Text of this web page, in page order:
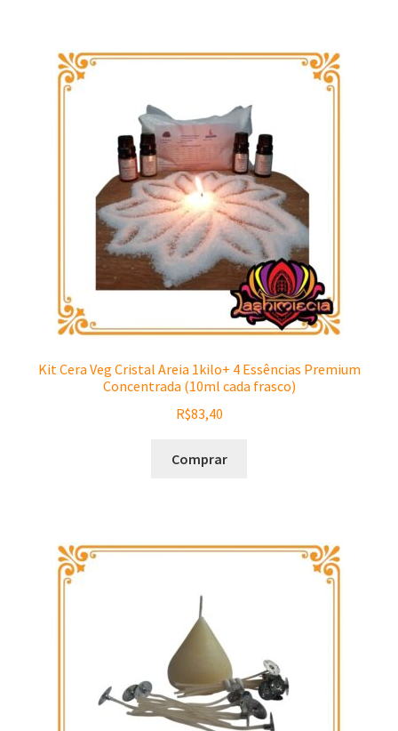
Kit Cera Veg Cristal Areia 1kilo+ 4 Essências Premium
Concentrada (10ml cada frasco)
R$83,40
Comprar